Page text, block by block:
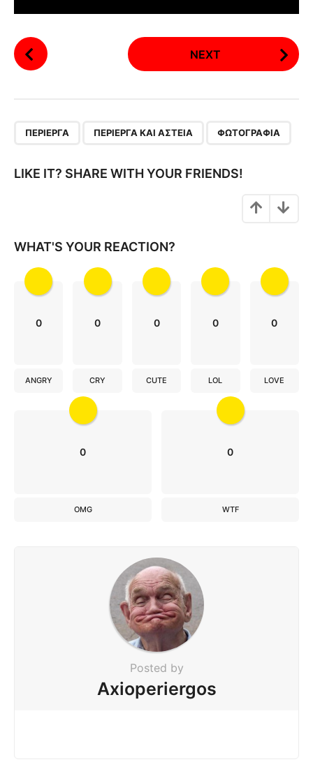
P
o
i
i
NEXT
ΠΕΡΊΕΡΓΑ ΠΕΡΊΕΡΓΑ ΚΑΙ ΑΣΤΕΊΑ ΦΩΤΟΓΡΑΦΊΑ
LIKE IT? SHARE WITH YOUR FRIENDS!
WHAT'S YOUR REACTION?
0
ANGRY
0
CRY
0
CUTE
0
LOL
0
LOVE
0
OMG
0
WTF
Posted by
Axioperiergos